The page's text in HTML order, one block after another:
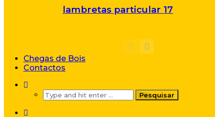
lambretas particular 17
Chegas de Bois
Contactos